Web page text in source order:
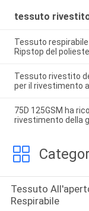
tessuto
Tessuto
Ripstop del
Tessuto rivestito
per il rivestimento
75D 125GSM ha
rivestimento della
Tessuto
Respirabile